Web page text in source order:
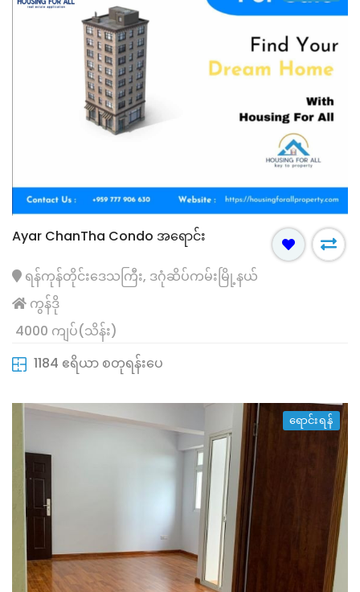
Ayar ChanTha Condo အရောင်း
ရန်ကုန်တိုင်းဒေသကြီး, ဒဂုံဆိပ်ကမ်းမြို့နယ်
ကွန်ဒို
4000 ကျပ်(သိန်း)
1184 ဧရိယာ စတုရန်းပေ
ရောင်းရန်